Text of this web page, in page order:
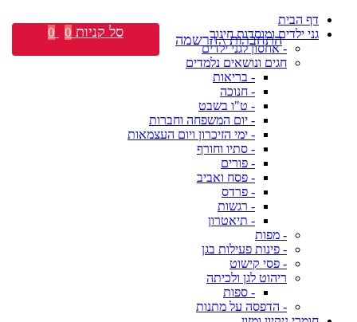
דף הבית
גני ילדים ומוסדות חינוך
- אחסון לגני ילדים
חגים ונושאים נלמדים
- בריאות
- חנוכה
- ט"ו בשבט
- יום המשפחה וחברות
- ימי הזיכרון ויום העצמאות
- סתיו וחורף
- פורים
- פסח ואביב
- פרדס
- רגשות
- תיאטרון
- מפות
- פינות פעילות בגן
- פסי קישוט
ריהוט לגן ולכיתה
- ספות
- הדפסה על מתנות
התחברות \ הרשמה סל קניות 0
0